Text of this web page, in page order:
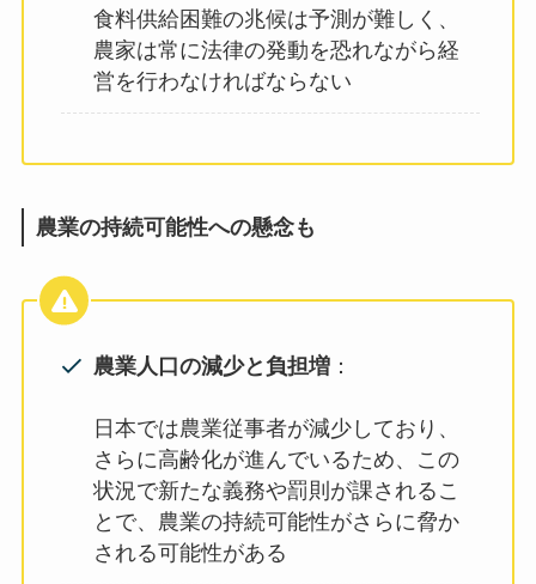
食料供給困難の兆候は予測が難しく、
農家は常に法律の発動を恐れながら経
営を行わなければならない
農業の持続可能性への懸念も
農業人口の減少と負担増 ：
日本では農業従事者が減少しており、
さらに高齢化が進んでいるため、この
状況で新たな義務や罰則が課されるこ
とで、農業の持続可能性がさらに脅か
される可能性がある